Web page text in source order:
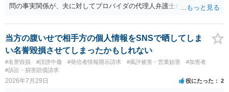
問の事実関係が、夫に対してプロバイダの代理人弁護士から発信者情
情報として夫の氏名と住所が開示され、開示請求者（の代理人弁護
士）が、夫に対して内容証明郵便を送ったり訴訟の提起がなされたり
する可能性があるように思われます。この場合は、開示請求者（とあ
る女性？）の代理人弁護士へ、実は投稿者があなたであるという内容
とともに、あなたから連絡することもあり得ます。 夫がクレーム電話
を入れた「相手方の法律事務所」というのがプロバイダの代理人の事
当方の腹いせで相手方の個人情報をSNSで晒してしま
い名誉毀損させてしまったかもしれない
#名誉毀損 #誹謗中傷 #発信者情報開示請求 #風評被害・営業妨害
#加害者
#訴訟・損害賠償請求
2026年7月29日 役にたった 2